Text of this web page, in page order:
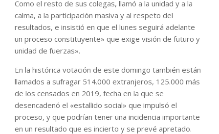
Como el resto de sus colegas, llamó a la unidad y a la
calma, a la participación masiva y al respeto del
resultados, e insistió en que el lunes seguirá adelante
un proceso constituyente» que exige visión de futuro y
unidad de fuerzas».
En la histórica votación de este domingo también están
llamados a sufragar 514.000 extranjeros, 125.000 más
de los censados en 2019, fecha en la que se
desencadenó el «estallido social» que impulsó el
proceso, y que podrían tener una incidencia importante
en un resultado que es incierto y se prevé apretado.